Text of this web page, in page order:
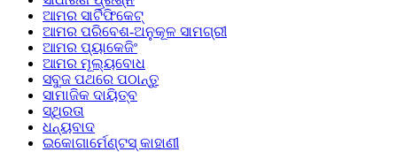
ଆମର ସାର୍ଟିଫିକେଟ୍
ଆମର ପରିବେଶ-ଅନୁକୂଳ ସାମଗ୍ରୀ
ଆମର ପ୍ୟାକେଜିଂ
ଆମର ମୂଲ୍ୟବୋଧ
ସବୁଜ ପଥରେ ପଠାନ୍ତୁ
ସାମାଜିକ ଦାୟିତ୍ବ
ସ୍ଥିରତା
ଧନ୍ୟବାଦ
ଇକୋଗାର୍ମେଣ୍ଟସ୍ କାହାଣୀ